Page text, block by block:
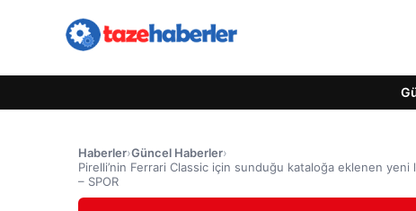
Haberler›Güncel Haberler›
Pirelli’nin Ferrari Classic için sunduğu kataloğa eklenen yeni
– SPOR